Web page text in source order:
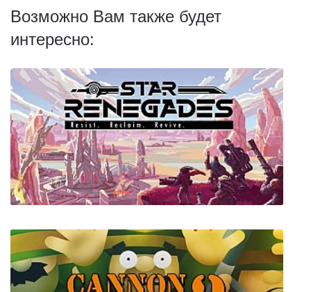
Возможно Вам также будет
интересно: